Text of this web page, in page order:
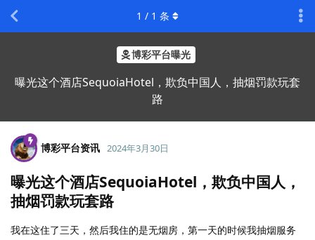
博彩平台曝光
曝光这个酒店SequoiaHotel，欺负中国人，抽烟罚款玩套
路
1 / 1 条
博彩平台资讯 2024年3月30日
曝光这个酒店SequoiaHotel，欺负中国人，
抽烟罚款玩套路
我在这住了三天，然后我住的是无烟房，第一天的时候我抽烟服务